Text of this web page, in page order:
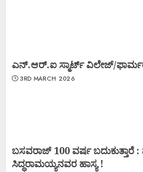
ಎನ್.ಆರ್.ಐ ಸ್ಮಾರ್ಟ್ ವಿಲೇಜ್/
3RD MARCH 2026
ಬಸವರಾಜ್ 100 ವರ್ಷ ಬದುಕುತ್ತಾರೆ :
ಸಿದ್ಧರಾಮಯ್ಯನವರ ಹಾಸ್ಯ !